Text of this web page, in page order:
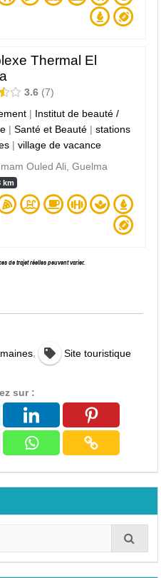
Thermal El
3.6 7
| Institut de beauté /
|Santé et Beauté |stations
|village de vacance
Ouled Ali, Guelma
km
de trajet réelles peuvent varier.
, Site touristique
sur :